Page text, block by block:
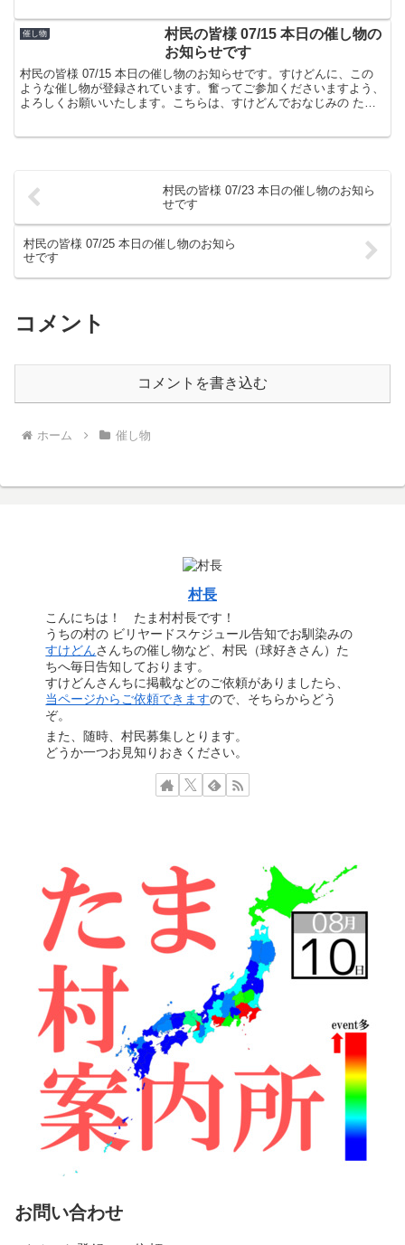
催し物
村民の皆様 07/15 本日の催し物の
お知らせです
村民の皆様 07/15 本日の催し物のお知らせです。すけどんに、この
ような催し物が登録されています。奮ってご参加くださいますよう、
よろしくお願いいたします。こちらは、すけどんでおなじみの たま
村民の皆様 07/23 本日の催し物のお知ら
せです
村民の皆様 07/25 本日の催し物のお知ら
せです
コメント
コメントを書き込む
ホーム 催し物
村長
こんにちは！ たま村村長です！
うちの村の ビリヤードスケジュール告知でお馴染みの
すけどんさんちの催し物など、村民（球好きさん）た
ちへ毎日告知しております。
すけどんさんちに掲載などのご依頼がありましたら、
当ページからご依頼できますので、そちらからどう
ぞ。
また、随時、村民募集しとります。
どうか一つお見知りおきください。
お問い合わせ